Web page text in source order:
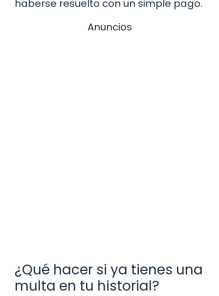
haberse resuelto con un simple pago.
Anuncios
¿Qué hacer si ya tienes una
multa en tu historial?